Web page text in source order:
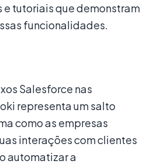
e tutoriais que demonstram
funcionalidades.
Salesforce nas
representa um salto
como as empresas
interações com clientes
automatizar a